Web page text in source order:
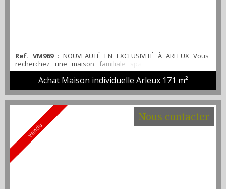
Ref. VM969: NOUVEAUTÉ EN EXCLUSIVITÉ À ARLEUX Vous
recherchez une maison familiale spacieuse, parfaitement
entretenue et prête à accueillir votre famille ? Cette superbe
Maison Bernard Lannoy de 2005, en semi plain-pied, saura
vous séduire par ses volumes généreux et ses prestations de
qualité. Située dans un environnement calme et recherché,
cette maison développe environ 171 m² habitables et of...
Achat Maison individuelle Arleux 171 m²
Vendu
Nous contacter